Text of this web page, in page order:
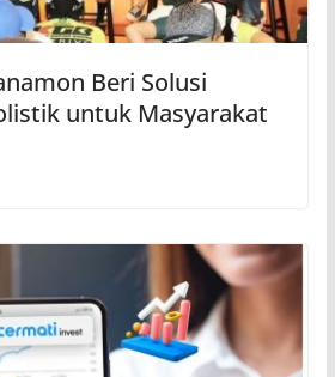
Beri Solusi
untuk Masyarakat